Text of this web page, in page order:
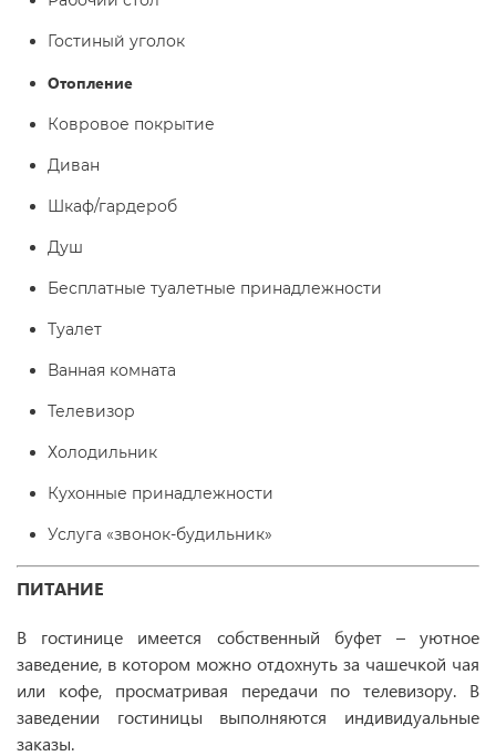
Гостиный уголок
Отопление
Ковровое покрытие
Диван
Шкаф/гардероб
Душ
Бесплатные туалетные принадлежности
Туалет
Ванная комната
Телевизор
Холодильник
Кухонные принадлежности
Услуга «звонок-будильник»
ПИТАНИЕ
В гостинице имеется собственный буфет – уютное
заведение, в котором можно отдохнуть за чашечкой чая
или кофе, просматривая передачи по телевизору. В
заведении гостиницы выполняются индивидуальные
заказы.